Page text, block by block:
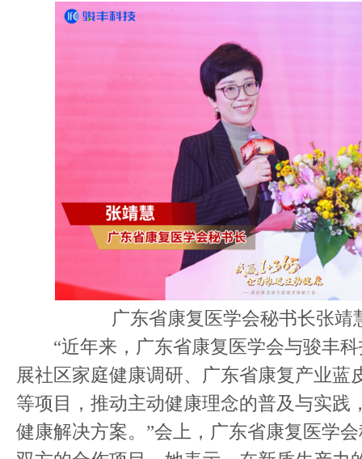
广东省康复医学会秘书长张靖
“近年来，广东省康复医学会与骏丰科
展社区家庭健康调研、广东省康复产业蓝
等项目，推动主动健康理念的普及与实践
健康解决方案。”会上，广东省康复医学